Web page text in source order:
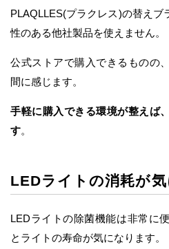
PLAQLLES(プラクレス)の替え
性のある他社製品を使えません。
公式ストアで購入できるものの
間に感じます。
手軽に購入できる環境が整えば
す。
LEDライトの消耗が気
LEDライトの除菌機能は非常に
とライトの寿命が気になります。